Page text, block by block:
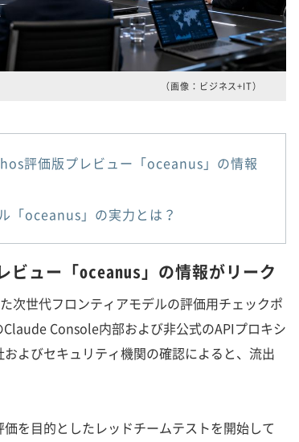
（画像：ビジネス+IT）
評価版プレビュー「oceanus」の情報
「oceanus」の実力とは？
ュー「oceanus」の情報がリーク
世代フロンティアモデルの評価用チェックポ
Console内部および非公式のAPIプロキシ
よびセキュリティ機関の確認によると、流出
を目的としたレッドチームテストを開始して